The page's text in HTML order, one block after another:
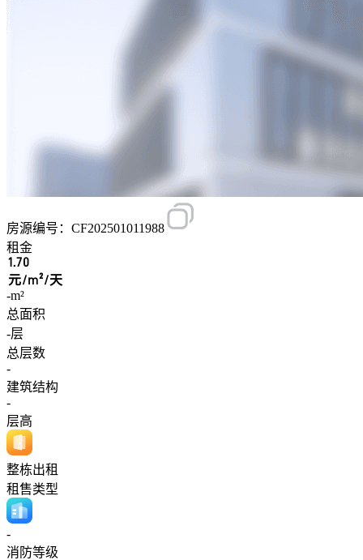
房源编号：CF202501011988
租金
1.70
元/m²/天
-m²
总面积
-层
总层数
-
建筑结构
-
层高
整栋出租
租售类型
-
消防等级